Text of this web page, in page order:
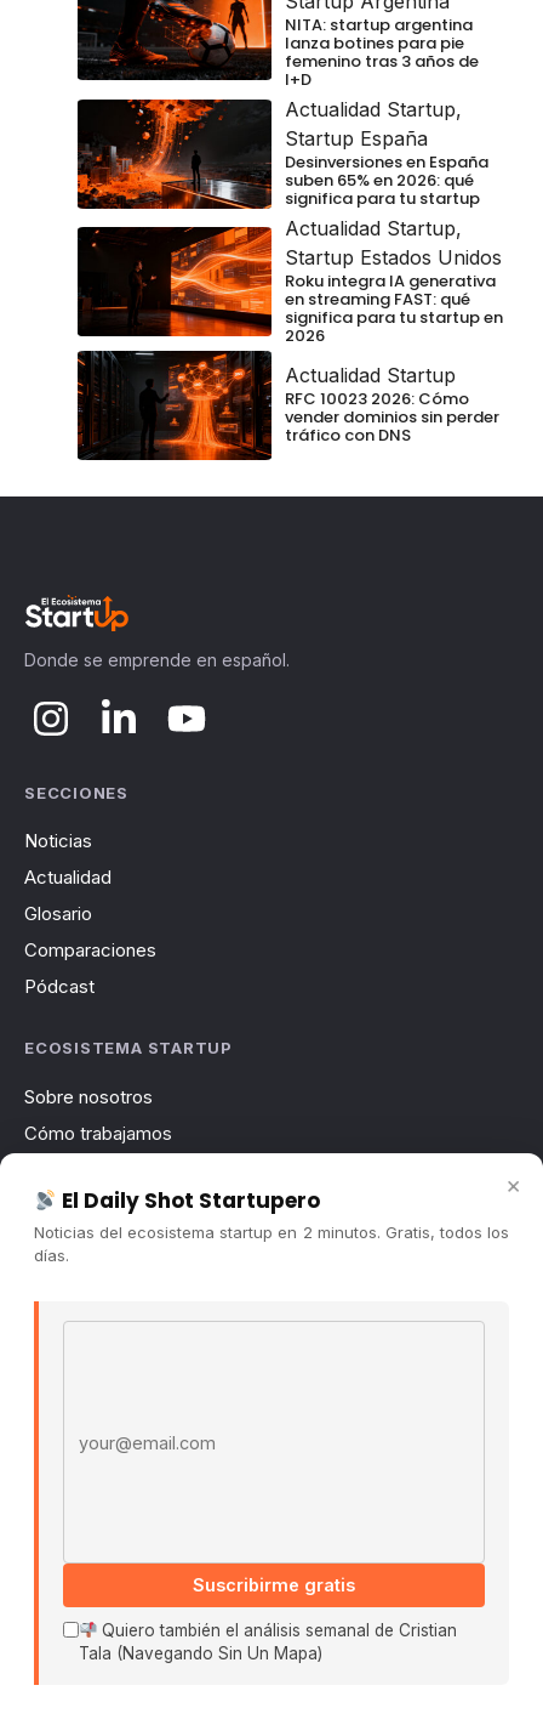
NITA: startup argentina
lanza botines para pie
femenino tras 3 años de
I+D
Actualidad Startup,
Startup España
Desinversiones en España
suben 65% en 2026: qué
significa para tu startup
Actualidad Startup,
Startup Estados Unidos
Roku integra IA generativa
en streaming FAST: qué
significa para tu startup en
2026
Actualidad Startup
RFC 10023 2026: Cómo
vender dominios sin perder
tráfico con DNS
Donde se emprende en español.
SECCIONES
Noticias
Actualidad
Glosario
Comparaciones
Pódcast
ECOSISTEMA STARTUP
Sobre nosotros
Cómo trabajamos
Contacto
Publicidad
Políticas De Privacidad · Términos De Uso
×
El Daily Shot Startupero
Noticias del ecosistema startup en 2 minutos. Gratis, todos los
días.
Suscribirme gratis
Quiero también el análisis semanal de Cristian
Tala (Navegando Sin Un Mapa)